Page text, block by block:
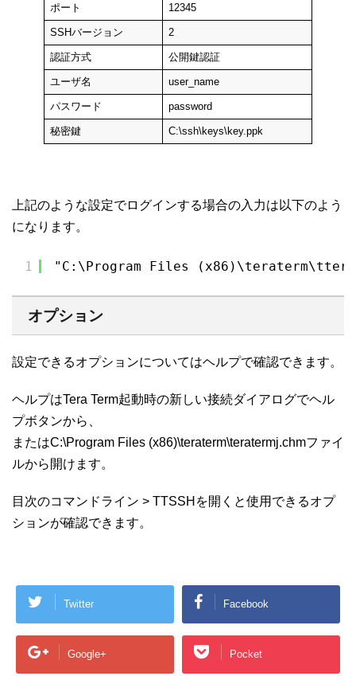
ポート 12345
SSHバージョン 2
認証方式 公開鍵認証
ユーザ名 user_name
パスワード password
秘密鍵 C:\ssh\keys\key.ppk
上記のような設定でログインする場合の入力は以下のよう
になります。
1 "C:\Program Files
オプション
設定できるオプションについてはヘルプで確認できます。
ヘルプはTera Term起動時の新しい接続ダイアログでヘル
プボタンから、
またはC:\Program Files (x86)\teraterm\teratermj.chmファイ
ルから開けます。
目次のコマンドライン > TTSSHを開くと使用できるオプ
ションが確認できます。
Twitter Facebook
Google+ Pocket